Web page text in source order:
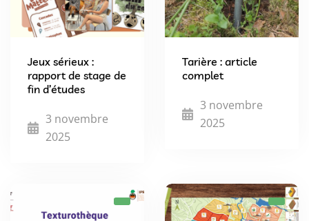
Jeux sérieux :
rapport de stage de
fin d’études
3 novembre
2025
Tarière : article
complet
3 novembre
2025